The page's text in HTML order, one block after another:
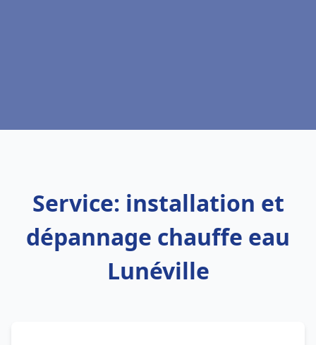
Service: installation et
dépannage chauffe eau
Lunéville